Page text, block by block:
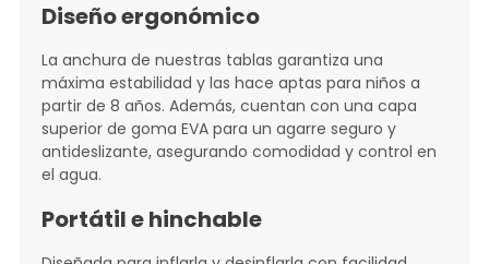
Diseño ergonómico
La anchura de nuestras tablas garantiza una
máxima estabilidad y las hace aptas para niños a
partir de 8 años. Además, cuentan con una capa
superior de goma EVA para un agarre seguro y
antideslizante, asegurando comodidad y control en
el agua.
Portátil e hinchable